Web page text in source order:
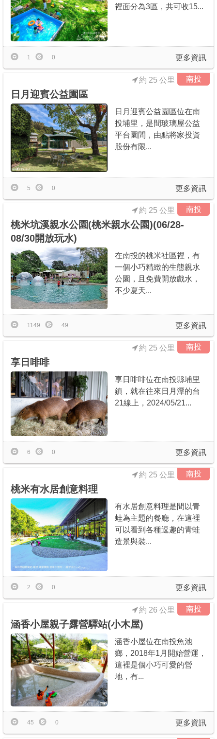
裡面分為3區，共可收15...
更多資訊
1 0
南投
日月迎賓公益園區
約 25 公里
日月迎賓公益園區位在南
投埔里，是間玻璃屋公益
平台園間，由點將家投資
股份有限...
更多資訊
5 0
南投
桃米坑溪親水公園(桃米親水公園)(06/28-
08/30開放玩水)
約 25 公里
在南投的桃米社區裡，有
一個小巧精緻的生態親水
公園，且免費開放戲水，
不少夏天...
更多資訊
1149 49
南投
享日啡啡
約 25 公里
享日啡啡位在南投縣埔里
鎮，就在往來日月潭的台
21線上，2024/05/21...
更多資訊
6 0
南投
桃米有水居創意料理
約 25 公里
有水居創意料理是間以青
蛙為主題的餐廳，在這裡
可以看到各種逗趣的青蛙
造景與裝...
更多資訊
2 0
南投
涵香小屋親子露營驛站(小木屋)
約 26 公里
涵香小屋位在南投魚池
鄉，2018年1月開始營運，
這裡是個小巧可愛的營
地，有...
更多資訊
45 0